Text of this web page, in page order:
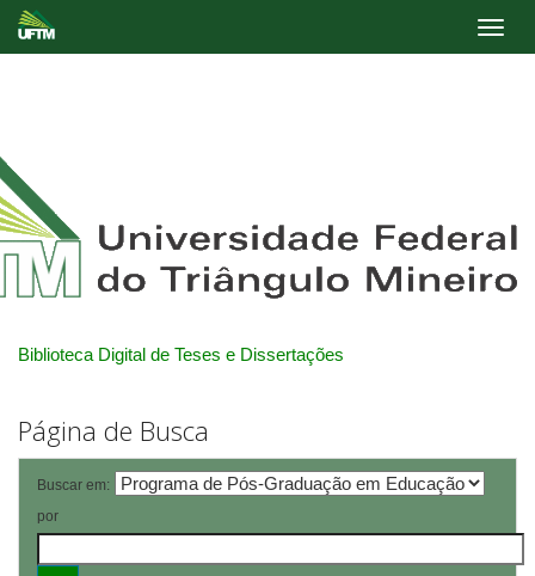
Biblioteca Digital de Teses e Dissertações
Página de Busca
Buscar em:
por